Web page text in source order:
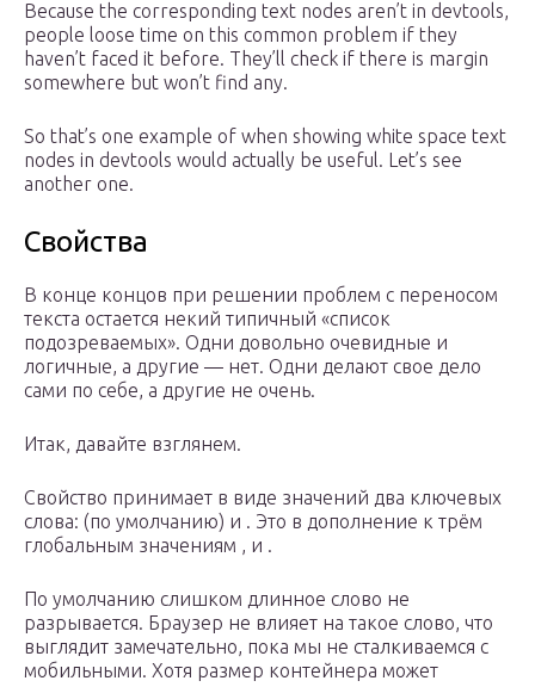
Because the corresponding text nodes aren’t in devtools,
people loose time on this common problem if they
haven’t faced it before. They’ll check if there is margin
somewhere but won’t find any.
So that’s one example of when showing white space text
nodes in devtools would actually be useful. Let’s see
another one.
Свойства
В конце концов при решении проблем с переносом
текста остается некий типичный «список
подозреваемых». Одни довольно очевидные и
логичные, а другие — нет. Одни делают свое дело
сами по себе, а другие не очень.
Итак, давайте взглянем.
Свойство принимает в виде значений два ключевых
слова: (по умолчанию) и . Это в дополнение к трём
глобальным значениям , и .
По умолчанию слишком длинное слово не
разрывается. Браузер не влияет на такое слово, что
выглядит замечательно, пока мы не сталкиваемся с
мобильными. Хотя размер контейнера может